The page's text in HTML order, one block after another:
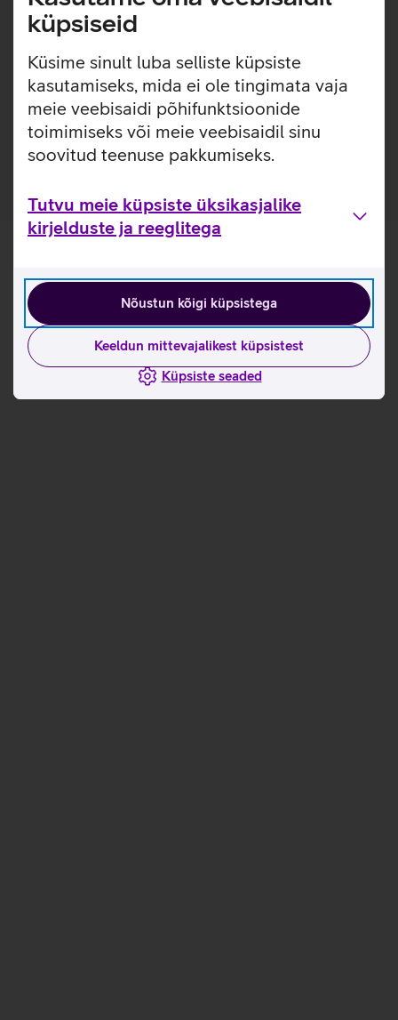
küpsiseid
Küsime sinult luba selliste küpsiste
kasutamiseks, mida ei ole tingimata vaja
meie veebisaidi põhifunktsioonide
toimimiseks või meie veebisaidil sinu
soovitud teenuse pakkumiseks.
Tutvu meie küpsiste üksikasjalike
kirjelduste ja reeglitega
Nõustun kõigi küpsistega
Keeldun mittevajalikest küpsistest
Küpsiste seaded
andmete salvetamiseks ning endaga kaasas kandmiseks.
Võimaldab USB 3.0 liidese kaudu transportide suuremaid
USB 3.2 Gen 1 (USB 3.0) ühenduvus tagab kiire
failiedastuse.
Ühilduv nii Windowsi kui ka Mac operatsioonisüsteemi
arvutitega.